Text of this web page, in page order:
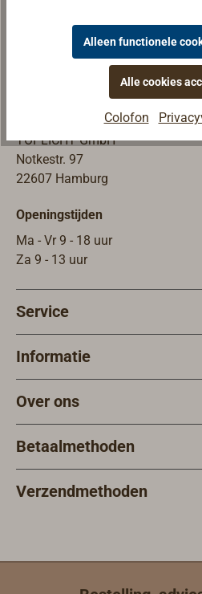
messing
verchroomd of
V2A afwerking.
Winkel & Tentoonstelling
TOPLICHT GmbH
Notkestr. 97
22607 Hamburg
Openingstijden
Ma - Vr 9 - 18 uur
Za 9 - 13 uur
Service
Informatie
Over ons
Betaalmethoden
Verzendmethoden
Alleen functionele
Alle cookies
Colofon